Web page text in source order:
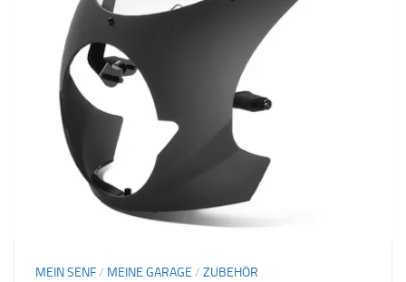
MEIN SENF/ MEINE GARAGE / ZUBEHÖR